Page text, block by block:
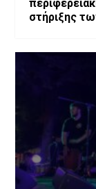
στήριξης